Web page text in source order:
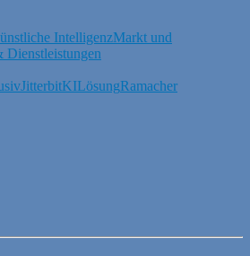
IntelligenzMarkt und
Dienstleistungen
JitterbitKILösungRamacher